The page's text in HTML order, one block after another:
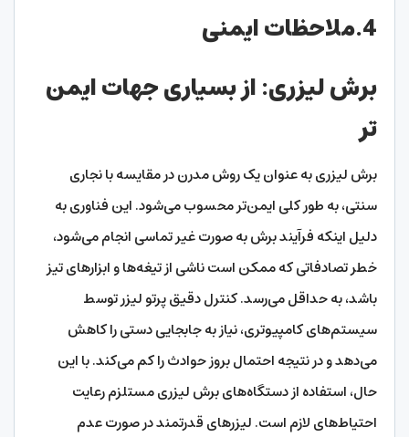
4.ملاحظات ایمنی
برش لیزری: از بسیاری جهات ایمن
تر
برش لیزری به عنوان یک روش مدرن در مقایسه با نجاری
سنتی، به طور کلی ایمن‌تر محسوب می‌شود. این فناوری به
دلیل اینکه فرآیند برش به صورت غیر تماسی انجام می‌شود،
خطر تصادفاتی که ممکن است ناشی از تیغه‌ها و ابزارهای تیز
باشد، به حداقل می‌رسد. کنترل دقیق پرتو لیزر توسط
سیستم‌های کامپیوتری، نیاز به جابجایی دستی را کاهش
می‌دهد و در نتیجه احتمال بروز حوادث را کم می‌کند. با این
حال، استفاده از دستگاه‌های برش لیزری مستلزم رعایت
احتیاط‌های لازم است. لیزرهای قدرتمند در صورت عدم